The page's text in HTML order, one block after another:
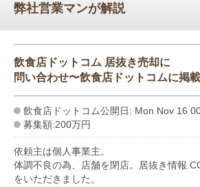
弊社営業マンが解説
飲食店ドットコム 居抜き売却に
問い合わせ〜飲食店ドットコムに掲載
飲食店ドットコム公開日: Mon Nov 16
募集額:200万円
依頼主は個人事業主。
体調不良の為、店舗を閉店。居抜き情報
をいただきました。